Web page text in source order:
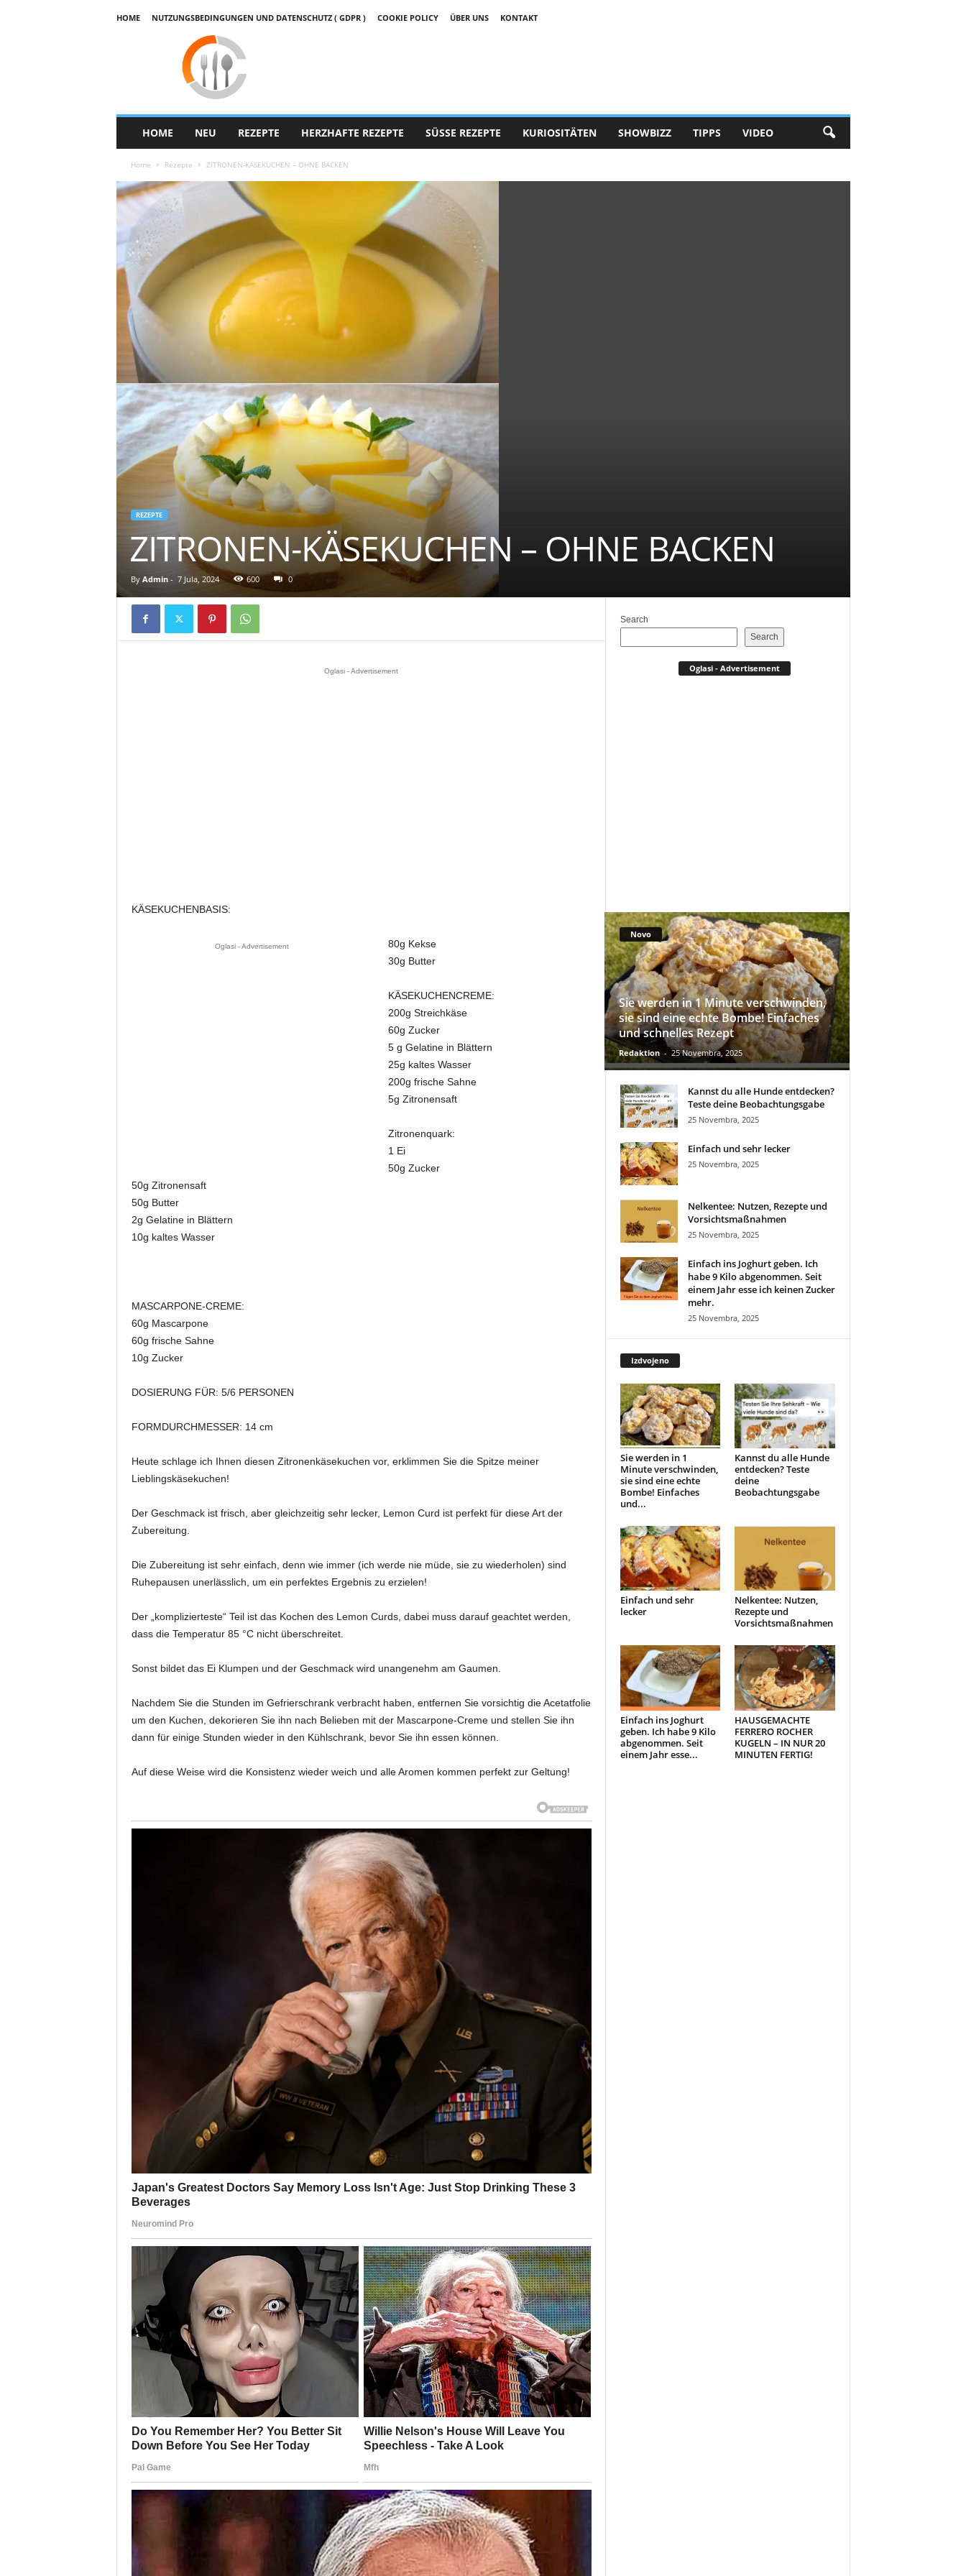
HOME NUTZUNGSBEDINGUNGEN UND DATENSCHUTZ ( GDPR ) COOKIE POLICY ÜBER UNS
KONTAKT
HOME NEU REZEPTE HERZHAFTE REZEPTE SÜSSE REZEPTE KURIOSITÄTEN SHOWBIZZ TIPPS VIDEO
Home Rezepte ZITRONEN-KÄSEKUCHEN – OHNE BACKEN
REZEPTE
ZITRONEN-KÄSEKUCHEN – OHNE BACKEN
By Admin- 7 Jula, 2024 600 0
Oglasi - Advertisement
KÄSEKUCHENBASIS:
Oglasi - Advertisement
80g Kekse
30g Butter
KÄSEKUCHENCREME:
200g Streichkäse
60g Zucker
5 g Gelatine in Blättern
25g kaltes Wasser
200g frische Sahne
5g Zitronensaft
Zitronenquark:
1 Ei
50g Zucker
50g Zitronensaft
50g Butter
2g Gelatine in Blättern
10g kaltes Wasser
MASCARPONE-CREME:
60g Mascarpone
60g frische Sahne
10g Zucker
DOSIERUNG FÜR: 5/6 PERSONEN
FORMDURCHMESSER: 14 cm
Heute schlage ich Ihnen diesen Zitronenkäsekuchen vor, erklimmen Sie die Spitze meiner
Lieblingskäsekuchen!
Der Geschmack ist frisch, aber gleichzeitig sehr lecker, Lemon Curd ist perfekt für diese Art der
Zubereitung.
Die Zubereitung ist sehr einfach, denn wie immer (ich werde nie müde, sie zu wiederholen) sind
Ruhepausen unerlässlich, um ein perfektes Ergebnis zu erzielen!
Der „komplizierteste“ Teil ist das Kochen des Lemon Curds, dabei muss darauf geachtet werden,
dass die Temperatur 85 °C nicht überschreitet.
Sonst bildet das Ei Klumpen und der Geschmack wird unangenehm am Gaumen.
Nachdem Sie die Stunden im Gefrierschrank verbracht haben, entfernen Sie vorsichtig die Acetatfolie
um den Kuchen, dekorieren Sie ihn nach Belieben mit der Mascarpone-Creme und stellen Sie ihn
dann für einige Stunden wieder in den Kühlschrank, bevor Sie ihn essen können.
Auf diese Weise wird die Konsistenz wieder weich und alle Aromen kommen perfekt zur Geltung!
Search
Search
Oglasi - Advertisement
Novo
Sie werden in 1 Minute verschwinden,
sie sind eine echte Bombe! Einfaches
und schnelles Rezept
Redaktion - 25 Novembra, 2025
Kannst du alle Hunde entdecken?
Teste deine Beobachtungsgabe
25 Novembra, 2025
Einfach und sehr lecker
25 Novembra, 2025
Nelkentee: Nutzen, Rezepte und
Vorsichtsmaßnahmen
25 Novembra, 2025
Einfach ins Joghurt geben. Ich
habe 9 Kilo abgenommen. Seit
einem Jahr esse ich keinen Zucker
mehr.
25 Novembra, 2025
Izdvojeno
Sie werden in 1
Minute verschwinden,
sie sind eine echte
Bombe! Einfaches
und...
Kannst du alle Hunde
entdecken? Teste
deine
Beobachtungsgabe
Einfach und sehr
lecker
Nelkentee: Nutzen,
Rezepte und
Vorsichtsmaßnahmen
Einfach ins Joghurt
geben. Ich habe 9 Kilo
abgenommen. Seit
einem Jahr esse...
HAUSGEMACHTE
FERRERO ROCHER
KUGELN – IN NUR 20
MINUTEN FERTIG!